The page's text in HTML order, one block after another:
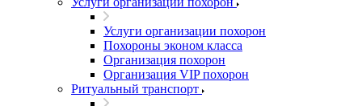
Услуги организации похорон
Похороны эконом класса
Организация похорон
Организация VIP похорон
Ритуальный транспорт